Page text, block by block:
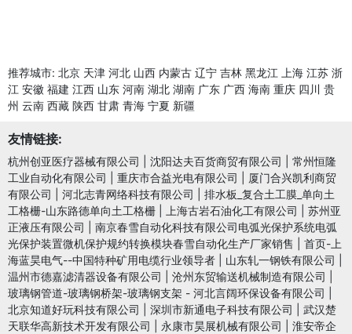
推荐城市: 北京 天津 河北 山西 内蒙古 辽宁 吉林 黑龙江 上海 江苏 浙
江 安徽 福建 江西 山东 河南 湖北 湖南 广东 广西 海南 重庆 四川 贵
州 云南 西藏 陕西 甘肃 青海 宁夏 新疆
友情链接:
杭州创亚医疗器械有限公司 沈阳达夫百货商贸有限公司
常州恒隆
工业自动化有限公司
重庆市合益光电有限公司
厦门合兴凯利商贸
有限公司
河北志青网络科技有限公司
排水板_复合土工膜_单向土
工格栅-山东路德单向土工格栅
上海古岩石油化工有限公司
苏州亚
正液压有限公司
南京春雪自动化科技有限公司电弧光保护系统电弧
光保护装置微机保护规约转换模块春雪自动化生产厂家销售
首页-上
海蓝昊电气--中国特种矿用电缆行业领导者
山东轧一钢铁有限公司
温州市德嘉滤清器设备有限公司
沧州东贸输送机械制造有限公司
玻璃钢管道-玻璃钢桥架-玻璃钢支架 - 河北言阔环保设备有限公司
北京知道好玩科技有限公司
深圳市新通电子科技有限公司
武汉楚
天联华高新技术开发有限公司
永康市昊展机械有限公司
淮安帝企